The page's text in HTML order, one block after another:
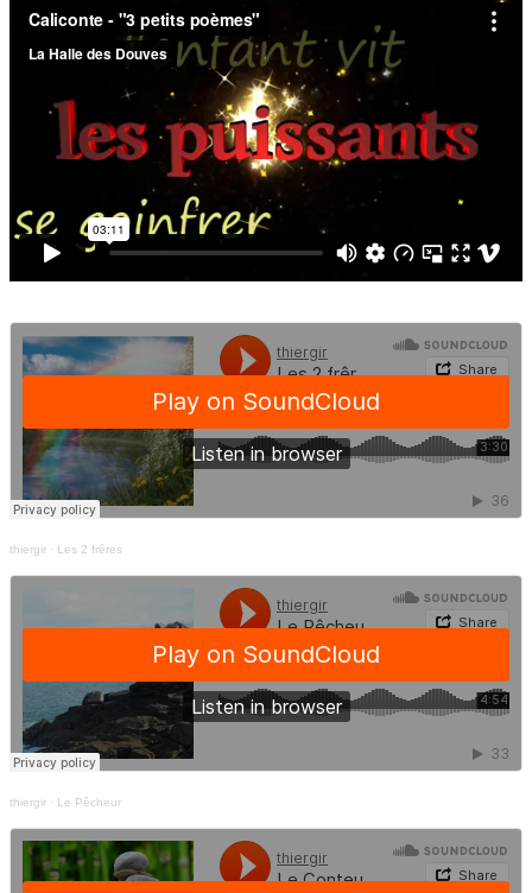
thiergir · Les 2 frêres
thiergir · Le Pêcheur